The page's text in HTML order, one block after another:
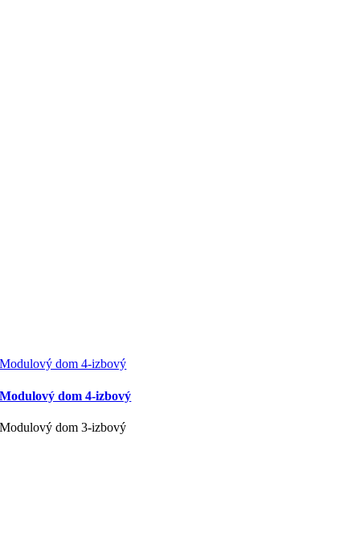
Modulový dom 4-izbový
Modulový dom 4-izbový
Modulový dom 3-izbový